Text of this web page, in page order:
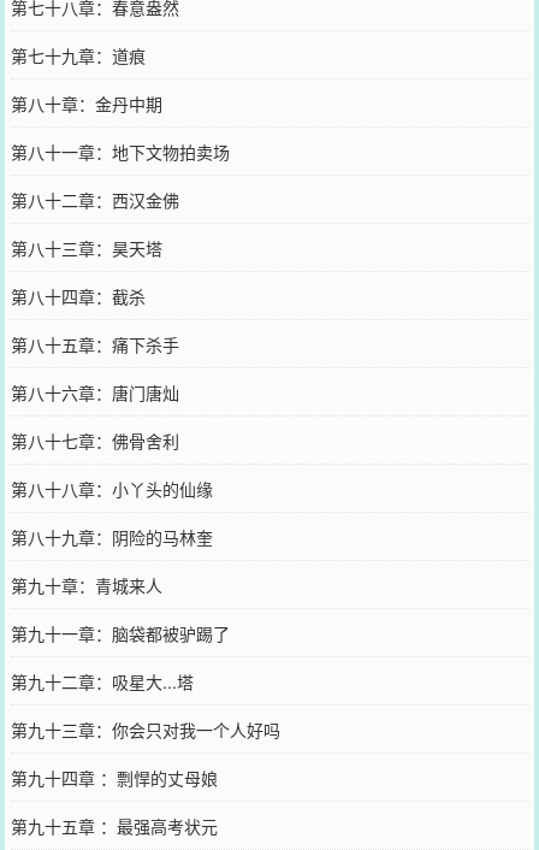
第七十八章：春意盎然
第七十九章：道痕
第八十章：金丹中期
第八十一章：地下文物拍卖场
第八十二章：西汉金佛
第八十三章：昊天塔
第八十四章：截杀
第八十五章：痛下杀手
第八十六章：唐门唐灿
第八十七章：佛骨舍利
第八十八章：小丫头的仙缘
第八十九章：阴险的马林奎
第九十章：青城来人
第九十一章：脑袋都被驴踢了
第九十二章：吸星大...塔
第九十三章：你会只对我一个人好吗
第九十四章 ：剽悍的丈母娘
第九十五章 ：最强高考状元